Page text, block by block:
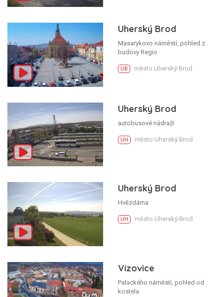
Uherský Brod
Masarykovo náměstí, pohled z
budovy Regio
UB město Uherský Brod
Uherský Brod
autobusové nádraží
UH město Uherský Brod
Uherský Brod
Hvězdárna
UH město Uherský Brod
Vizovice
Palackého náměstí, pohled od
kostela